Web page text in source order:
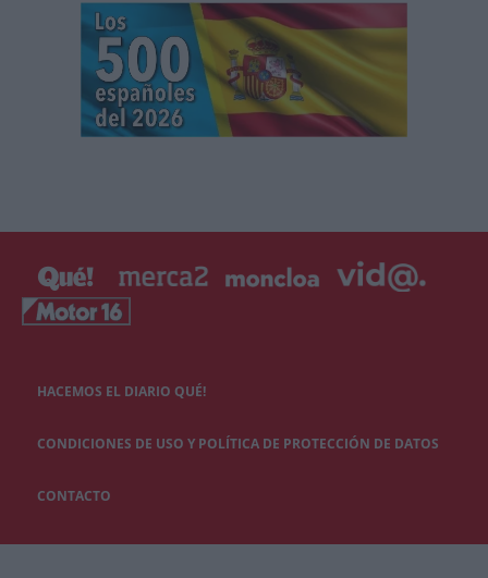
HACEMOS EL DIARIO QUÉ!
CONDICIONES DE USO Y POLÍTICA DE PROTECCIÓN DE DATOS
CONTACTO